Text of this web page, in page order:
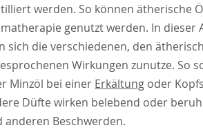
werden. So können ätherische
genutzt werden. In dieser
sich die verschiedenen, den
Wirkungen zunutze. So
Minzöl bei einer Erkältung oder
Düfte wirken belebend oder
anderen Beschwerden.